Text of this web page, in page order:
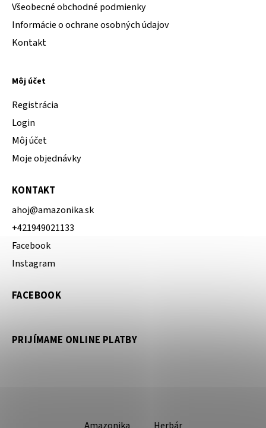
Všeobecné obchodné podmienky
Informácie o ochrane osobných údajov
Kontakt
Môj účet
Registrácia
Login
Môj účet
Moje objednávky
KONTAKT
ahoj@amazonika.sk
+421949021133
Facebook
Instagram
FACEBOOK
PRIJÍMAME ONLINE PLATBY